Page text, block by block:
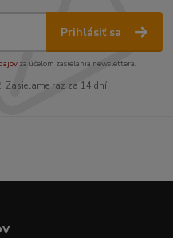
Prihlásiť sa
za účelom zasielania newslettera.
Zasielame raz za 14 dní.